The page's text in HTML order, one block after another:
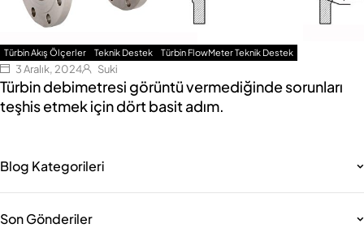
Türbin Akış Ölçerler Teknik Destek Türbin FlowMeter Teknik Destek
3 Aralık, 2024 Suki
Türbin debimetresi görüntü vermediğinde sorunları
teşhis etmek için dört basit adım.
Blog Kategorileri
Son Gönderiler